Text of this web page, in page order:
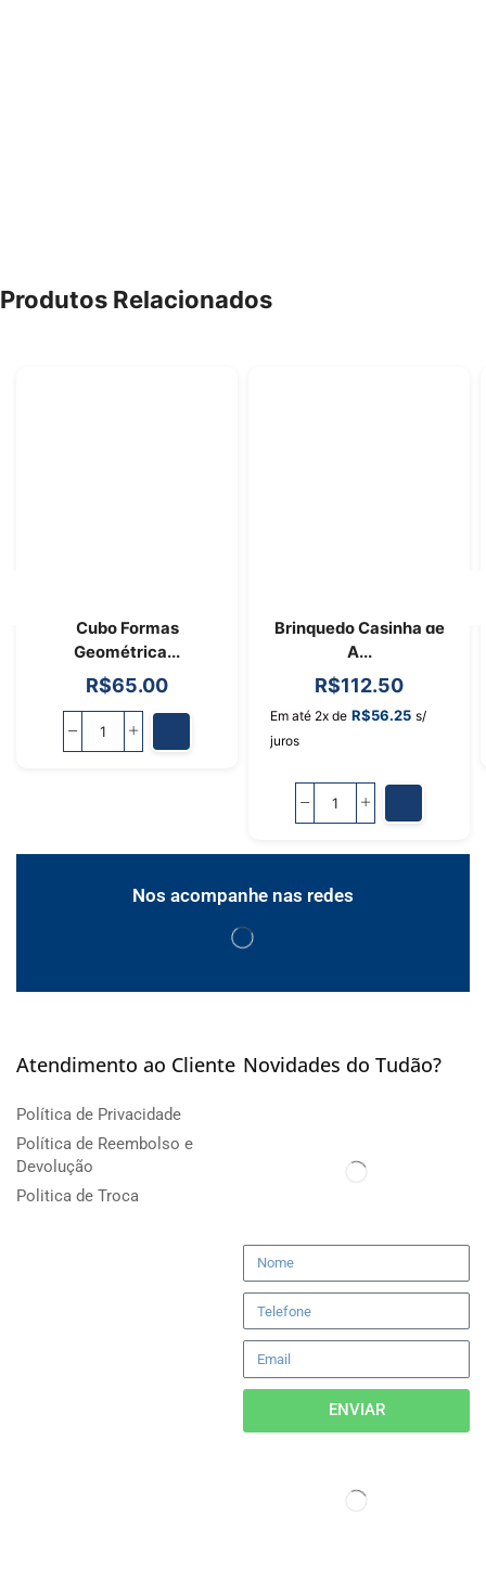
Produtos Relacionados
Cubo Formas
Geométrica...
R$65.00
Brinquedo Casinha de
A...
R$112.50
Em até 2x de R$56.25 s/
juros
Nos acompanhe nas redes
Atendimento ao Cliente
Política de Privacidade
Política de Reembolso e
Devolução
Politica de Troca
Novidades do Tudão?
ENVIAR